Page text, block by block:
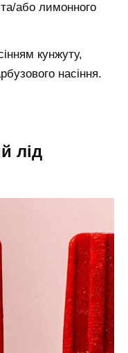
або лимонного
кунжуту,
насіння.
лід